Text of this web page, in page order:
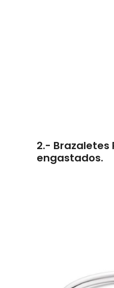
2.- Brazaletes
engastados.